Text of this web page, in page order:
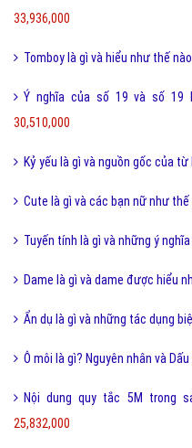
33,936,000
Tomboy là gì và hiểu như thế
Ý nghĩa của số 19 và số 19
30,510,000
Kỷ yếu là gì và nguồn gốc của
Cute là gì và các bạn nữ như
Tuyến tính là gì và những ý
Dame là gì và dame được hiểu
Ẩn dụ là gì và những tác dụng
Ô môi là gì? Nguyên nhân và
Nội dung quy tắc 5M trong
25,832,000